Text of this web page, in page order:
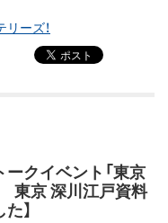
ーズ！
ークイベント「東京
東京 深川江戸資料
】